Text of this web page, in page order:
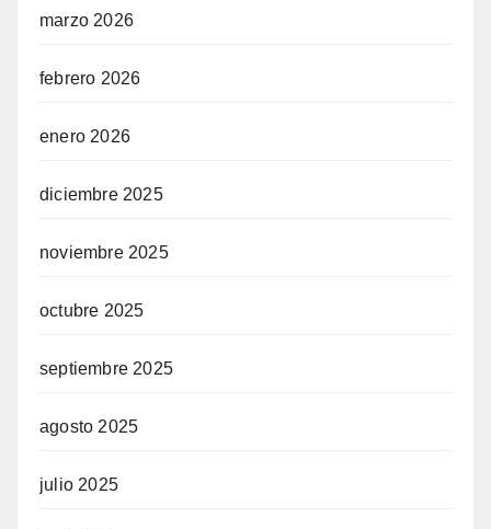
marzo 2026
febrero 2026
enero 2026
diciembre 2025
noviembre 2025
octubre 2025
septiembre 2025
agosto 2025
julio 2025